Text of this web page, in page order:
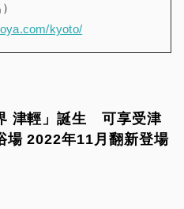
kyoto/
津輕」誕生 可享受津
場 2022年11月翻新登場